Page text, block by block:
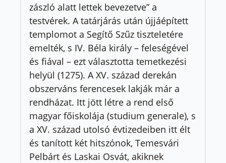
zászló alatt lettek bevezetve” a
testvérek. A tatárjárás után újjáépített
templomot a Segítő Szűz tiszteletére
emelték, s IV. Béla király – feleségével
és fiával – ezt választotta temetkezési
helyül (1275). A XV. század derekán
obszerváns ferencesek lakják már a
rendházat. Itt jött létre a rend első
magyar főiskolája (studium generale), s
a XV. század utolsó évtizedeiben itt élt
és tanított két hitszónok, Temesvári
Pelbárt és Laskai Osvát, akiknek